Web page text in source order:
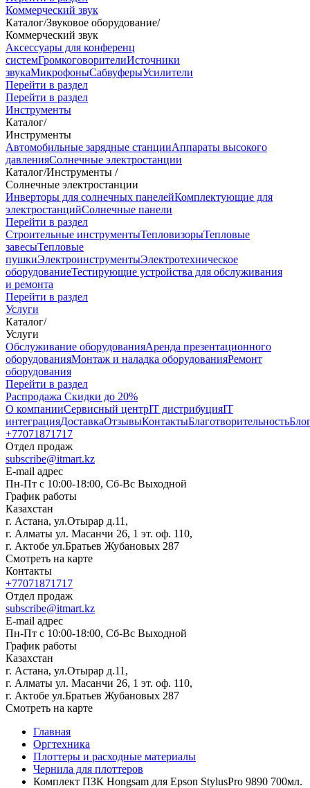
Коммерческий звук
Каталог/Звуковое оборудование/
Коммерческий звук
Аксессуары для конференц
системГромкоговорителиИсточники
звукаМикрофоныСабвуферыУсилители
Перейти в раздел
Перейти в раздел
Инструменты
Каталог/
Инструменты
Автомобильные зарядные станцииАппараты высокого
давленияСолнечные электростанции
Каталог/Инструменты /
Солнечные электростанции
Инверторы для солнечных панелейКомплектующие для
электростанцийСолнечные панели
Перейти в раздел
Строительные инструментыТепловизорыТепловые
завесыТепловые
пушкиЭлектроинструментыЭлектротехническое
оборудованиеТестирующие устройства для обслуживания
и ремонта
Перейти в раздел
Услуги
Каталог/
Услуги
Oбслуживание оборудованияАренда презентационного
оборудованияМонтаж и наладка оборудованияРемонт
оборудования
Перейти в раздел
Распродажа Скидки до 20%
О компанииСервисный центрIT дистрибуцияIT
интеграцияДоставкаОтзывыКонтактыБлаготворительность
+77071871717
Отдел продаж
subscribe@itmart.kz
E-mail адрес
Пн-Пт с 10:00-18:00, Сб-Вс Выходной
График работы
Казахстан
г. Астана, ул.Отырар д.11,
г. Алматы ул. Масанчи 26, 1 эт. оф. 110,
г. Актобе ул.Братьев Жубановых 287
Смотреть на карте
Контакты
+77071871717
Отдел продаж
subscribe@itmart.kz
E-mail адрес
Пн-Пт с 10:00-18:00, Сб-Вс Выходной
График работы
Казахстан
г. Астана, ул.Отырар д.11,
г. Алматы ул. Масанчи 26, 1 эт. оф. 110,
г. Актобе ул.Братьев Жубановых 287
Смотреть на карте
Главная
Оргтехника
Плоттеры и расходные материалы
Чернила для плоттеров
Комплект ПЗК Hongsam для Epson StylusPro 9890 700мл.